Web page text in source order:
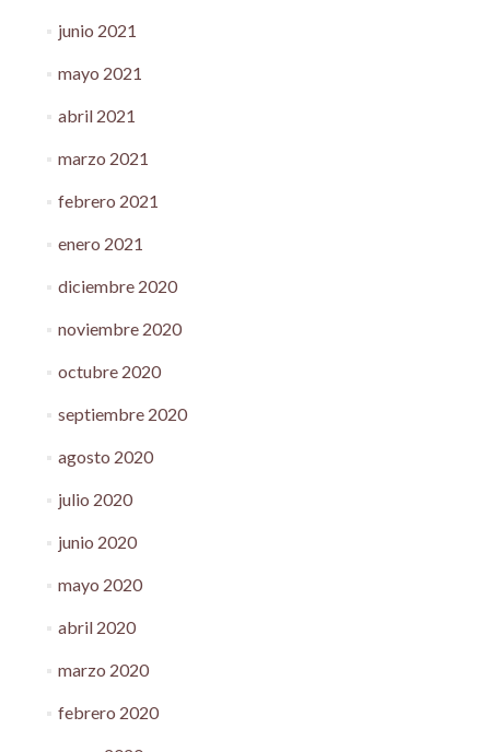
junio 2021
mayo 2021
abril 2021
marzo 2021
febrero 2021
enero 2021
diciembre 2020
noviembre 2020
octubre 2020
septiembre 2020
agosto 2020
julio 2020
junio 2020
mayo 2020
abril 2020
marzo 2020
febrero 2020